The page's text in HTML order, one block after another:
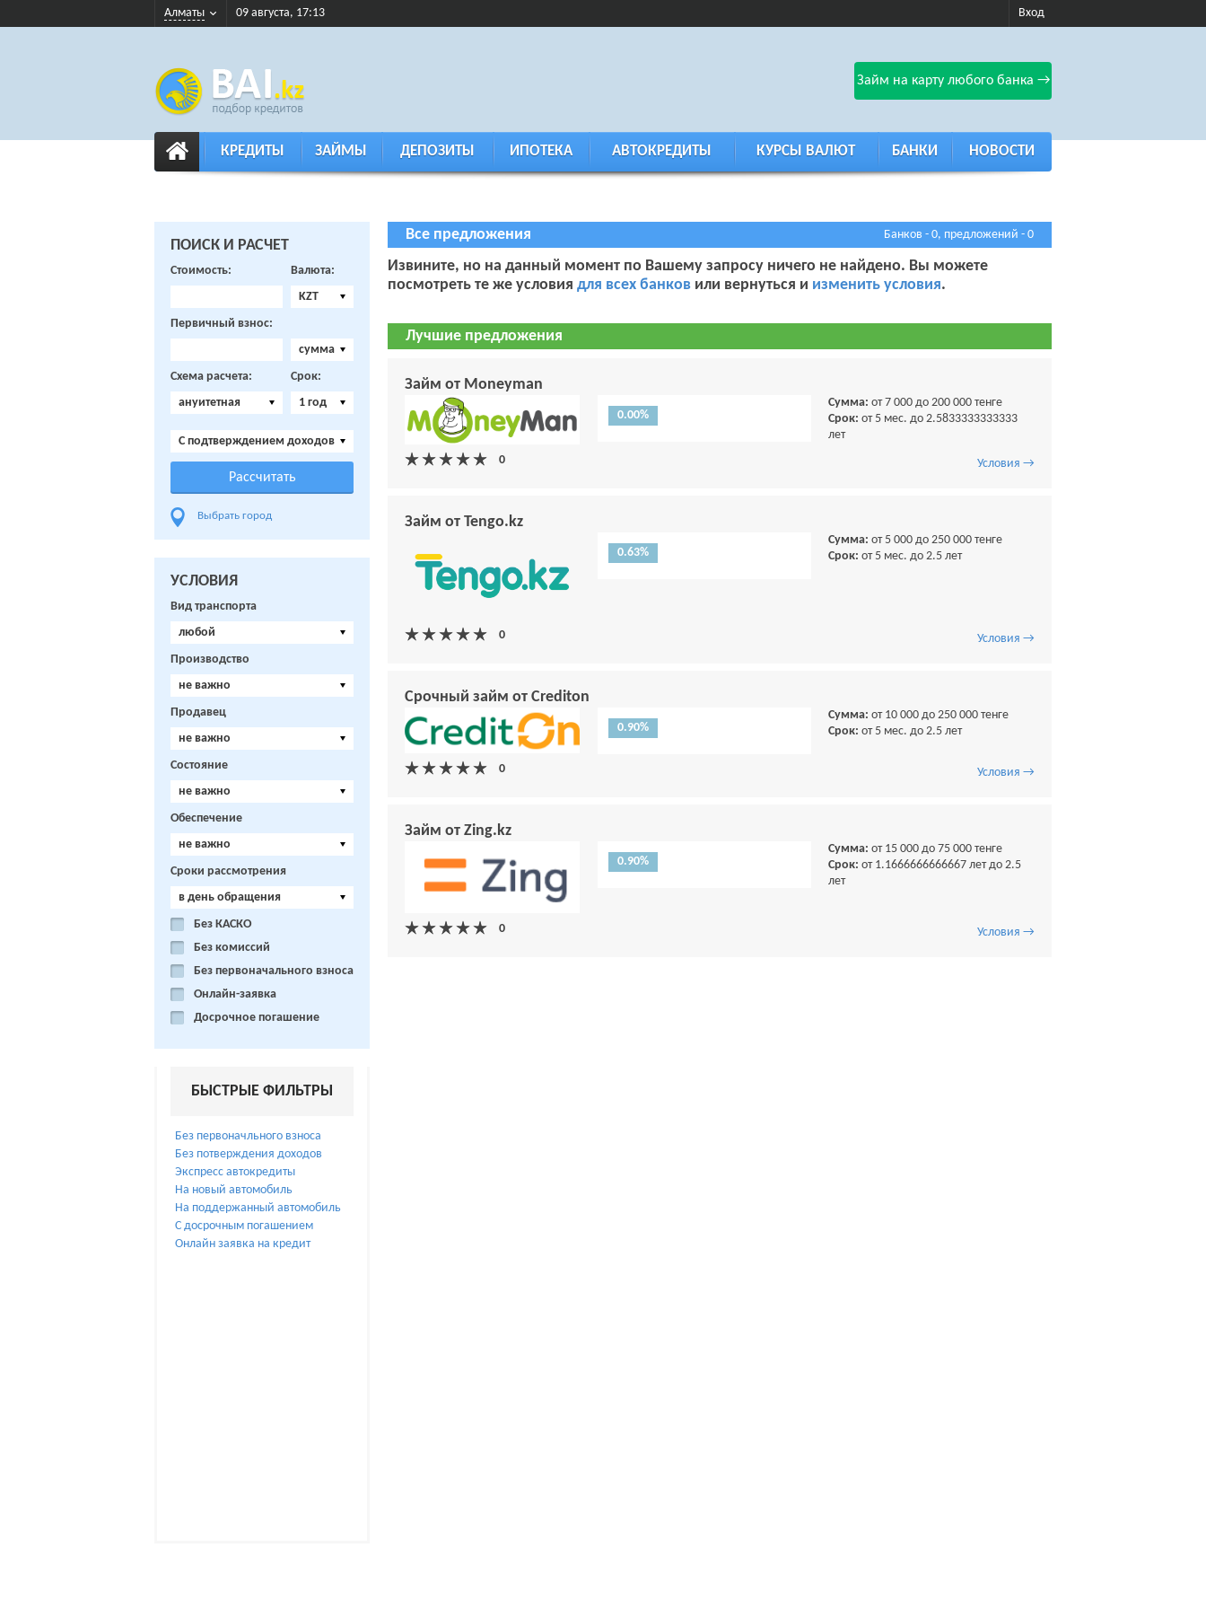
Алматы 09 августа, 17:13 Вход
Займ на карту любого банка →
КРЕДИТЫ ЗАЙМЫ ДЕПОЗИТЫ ИПОТЕКА АВТОКРЕДИТЫ КУРСЫ ВАЛЮТ БАНКИ НОВОСТИ
Все предложения Банков - 0, предложений - 0
Извините, но на данный момент по Вашему запросу ничего не найдено. Вы можете
посмотреть те же условия для всех банков или вернуться и изменить условия.
Лучшие предложения
Займ от Moneyman
0.00%
Сумма: от 7 000 до 200 000 тенге
Срок: от 5 мес. до 2.5833333333333
лет
Условия →
Займ от Tengo.kz
0.63%
Сумма: от 5 000 до 250 000 тенге
Срок: от 5 мес. до 2.5 лет
Условия →
Срочный займ от Crediton
0.90%
Сумма: от 10 000 до 250 000 тенге
Срок: от 5 мес. до 2.5 лет
Условия →
Займ от Zing.kz
0.90%
Сумма: от 15 000 до 75 000 тенге
Срок: от 1.1666666666667 лет до 2.5
лет
Условия →
ПОИСК И РАСЧЕТ
Стоимость:
Валюта:
KZT
Первичный взнос:
сумма
Схема расчета:
ануитетная
Срок:
1 год
C подтверждением доходов
Выбрать город
УСЛОВИЯ
Вид транспорта
любой
Производство
не важно
Продавец
не важно
Состояние
не важно
Обеспечение
не важно
Сроки рассмотрения
в день обращения
Без КАСКО
Без комиссий
Без первоначального взноса
Онлайн-заявка
Досрочное погашение
БЫСТРЫЕ ФИЛЬТРЫ
Без первоначльного взноса
Без потверждения доходов
Экспресс автокредиты
На новый автомобиль
На поддержанный автомобиль
С досрочным погашением
Онлайн заявка на кредит